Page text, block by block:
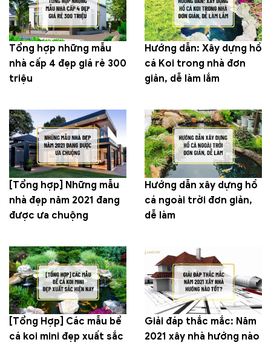
Tổng hợp những mẫu
nhà cấp 4 đẹp giá rẻ 300
triệu
Hướng dẫn: Xây dựng hồ
cá Koi trong nhà đơn
giản, dễ làm lắm
[Tổng hợp] Những mẫu
nhà đẹp năm 2021 đang
được ưa chuộng
Hướng dẫn xây dựng hồ
cá ngoài trời đơn giản,
dễ làm
[Tổng Hợp] Các mẫu bể
cá koi mini đẹp xuất sắc
Giải đáp thắc mắc: Năm
2021 xây nhà hướng nào